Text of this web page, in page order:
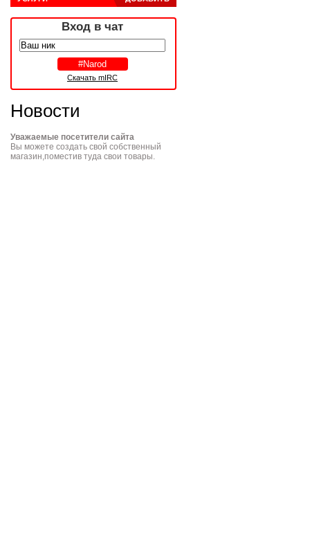
Вход в чат
Скачать mIRC
Новости
Уважаемые посетители сайта
Вы можете создать свой собственный
магазин,поместив туда свои товары.